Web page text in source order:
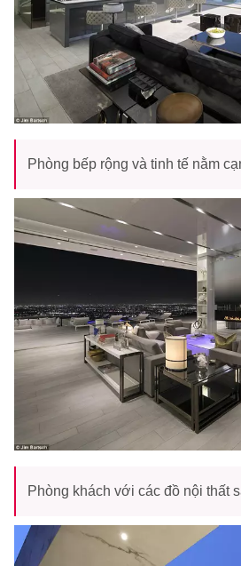
Phòng bếp rộng và tinh tế nằm
Phòng khách với các đồ nội thất